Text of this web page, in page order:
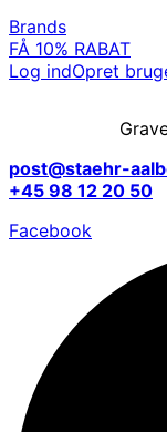
Brands
FÅ 10% RABAT
Log indOpret
post@staehr-
+45 98 12 20 50
Facebook